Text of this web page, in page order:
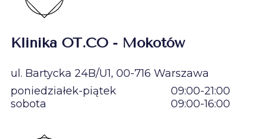
Klinika OT.CO - Mokotów
ul. Bartycka 24B/U1, 00-716 Warszawa
poniedziałek-piątek
09:00-21:00
sobota
09:00-16:00